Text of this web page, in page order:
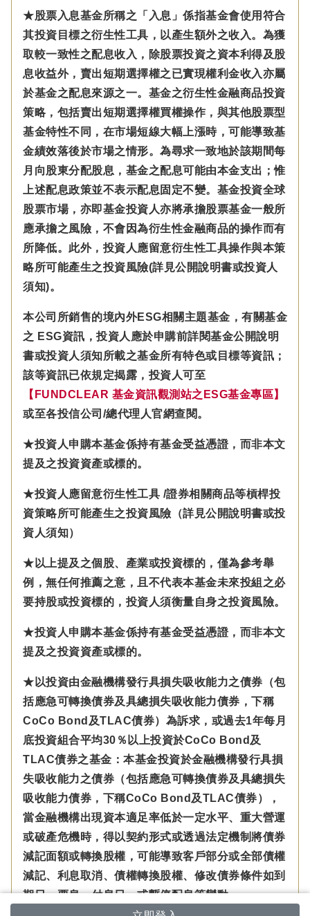
★股票入息基金所稱之「入息」係指基金會使用符合
其投資目標之衍生性工具，以產生額外之收入。為獲
取較一致性之配息收入，除股票投資之資本利得及股
息收益外，賣出短期選擇權之已實現權利金收入亦屬
於基金之配息來源之一。基金之衍生性金融商品投資
策略，包括賣出短期選擇權買權操作，與其他股票型
基金特性不同，在市場短線大幅上漲時，可能導致基
金績效落後於市場之情形。為尋求一致地於該期間每
月向股東分配股息，基金之配息可能由本金支出；惟
上述配息政策並不表示配息固定不變。基金投資全球
股票市場，亦即基金投資人亦將承擔股票基金一般所
應承擔之風險，不會因為衍生性金融商品的操作而有
所降低。此外，投資人應留意衍生性工具操作與本策
略所可能產生之投資風險(詳見公開說明書或投資人
須知)。
本公司所銷售的境內外ESG相關主題基金，有關基金
之 ESG資訊，投資人應於申購前詳閱基金公開說明
書或投資人須知所載之基金所有特色或目標等資訊；
該等資訊已依規定揭露，投資人可至
【FUNDCLEAR 基金資訊觀測站之ESG基金專區】
或至各投信公司/總代理人官網查閱。
★投資人申購本基金係持有基金受益憑證，而非本文
提及之投資資產或標的。
★投資人應留意衍生性工具 /證券相關商品等槓桿投
資策略所可能產生之投資風險（詳見公開說明書或投
資人須知）
★以上提及之個股、產業或投資標的，僅為參考舉
例，無任何推薦之意，且不代表本基金未來投組之必
要持股或投資標的，投資人須衡量自身之投資風險。
★投資人申購本基金係持有基金受益憑證，而非本文
提及之投資資產或標的。
★以投資由金融機構發行具損失吸收能力之債券（包
括應急可轉換債券及具總損失吸收能力債券，下稱
CoCo Bond及TLAC債券）為訴求，或過去1年每月
底投資組合平均30％以上投資於CoCo Bond及
TLAC債券之基金：本基金投資於金融機構發行具損
失吸收能力之債券（包括應急可轉換債券及具總損失
吸收能力債券，下稱CoCo Bond及TLAC債券），
當金融機構出現資本適足率低於一定水平、重大營運
或破產危機時，得以契約形式或透過法定機制將債券
減記面額或轉換股權，可能導致客戶部分或全部債權
減記、利息取消、債權轉換股權、修改債券條件如到
期日、票息、付息日、或暫停配息等變動。